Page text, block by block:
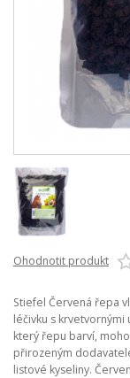
Ohodnotit produkt
Stiefel Červená řepa
léčivku s krvetvornými
který řepu barví,
přirozeným
listové kyseliny.